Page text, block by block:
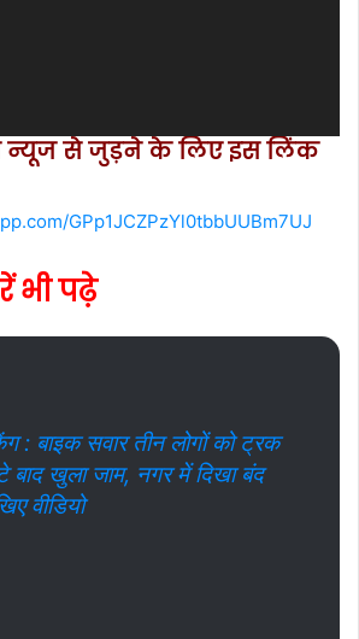
न्यूज से जुड़ने के लिए इस लिंक
GPp1JCZPzYl0tbbUUBm7UJ
भी पढ़े
: बाइक सवार तीन लोगों को ट्रक
बाद खुला जाम, नगर में दिखा बंद
वीडियो